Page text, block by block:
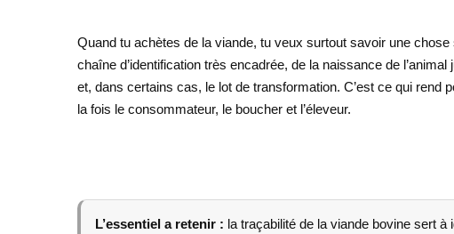
Quand tu achètes de la viande, tu veux surtout savoir une
chaîne d’identification très encadrée, de la naissance de
et, dans certains cas, le lot de transformation. C’est ce qui rend
la fois le consommateur, le boucher et l’éleveur.
L’essentiel a retenir : la traçabilité de la viande bovine sert à